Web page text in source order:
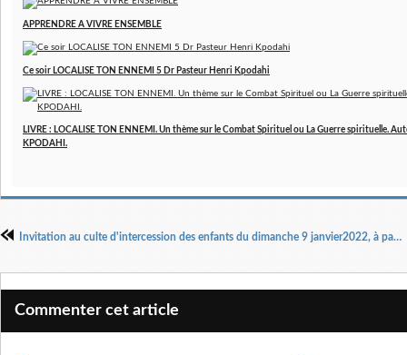
APPRENDRE A VIVRE ENSEMBLE
Ce soir LOCALISE TON ENNEMI 5 Dr Pasteur Henri Kpodahi
LIVRE : LOCALISE TON ENNEMI. Un thème sur le Combat Spirituel ou La Guerre spirituelle.
KPODAHI.
Invitation au culte d'intercession des enfants du dimanche 9 janvier2022, à partir de 10 h 00 en direct sur Youtube et Facebook
Commenter cet article